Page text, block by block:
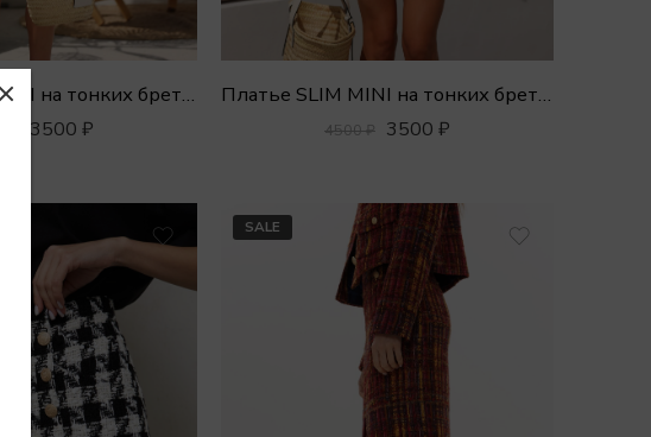
Платье SLIM MINI на тонких бретелях
3500 ₽
Платье SLIM MINI на тонких бретелях
4500₽ 3500 ₽
SALE